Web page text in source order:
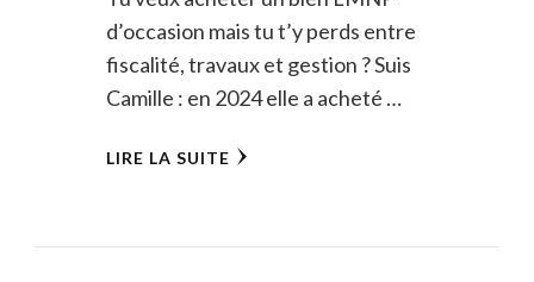
d’occasion mais tu t’y perds entre
fiscalité, travaux et gestion ? Suis
Camille : en 2024 elle a acheté …
LIRE LA SUITE